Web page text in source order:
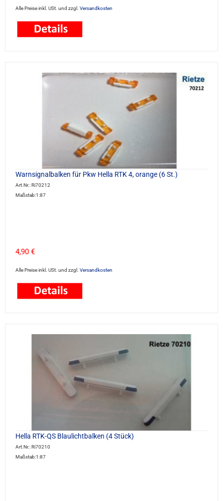
Alle Preise inkl. USt. und zzgl. Versandkosten
Warnsignalbalken für Pkw Hella RTK 4, orange (6 St.)
Art.Nr.: Ri70212
Maßstab:1:87
4,90 €
Alle Preise inkl. USt. und zzgl. Versandkosten
Hella RTK-QS Blaulichtbalken (4 Stück)
Art.Nr.: Ri70210
Maßstab:1:87